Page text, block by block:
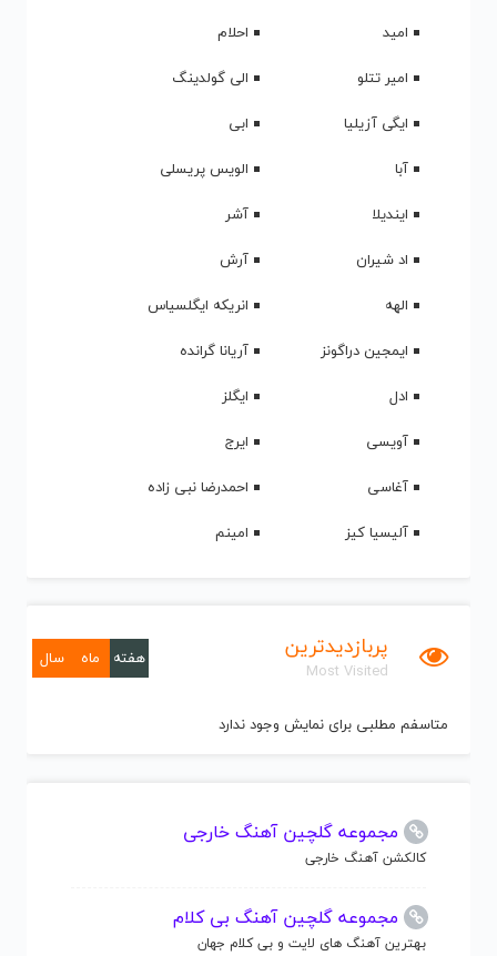
امید
احلام
امیر تتلو
الی گولدینگ
ایگی آزیلیا
ابی
آبا
الویس پریسلی
ایندیلا
آشر
اد شیران
آرش
الهه
انریکه ایگلسیاس
ایمجین دراگونز
آریانا گرانده
ادل
ایگلز
آویسی
ایرج
آغاسی
احمدرضا نبی زاده
آلیسیا کیز
امینم
پربازدیدترین
Most Visited
هفته ماه سال
متاسفم مطلبی برای نمایش وجود ندارد
مجموعه گلچین آهنگ خارجی
کالکشن آهنگ خارجی
مجموعه گلچین آهنگ بی کلام
بهترین آهنگ های لایت و بی کلام جهان